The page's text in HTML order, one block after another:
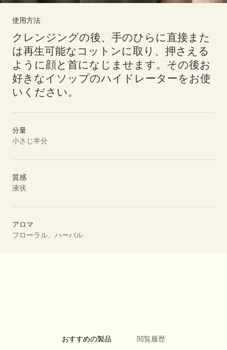
使用方法
クレンジングの後、手のひらに直接また
は再生可能なコットンに取り、押さえる
ように顔と首になじませます。その後お
好きなイソップのハイドレーターをお使
いください。
分量
小さじ半分
質感
液状
アロマ
フローラル、ハーバル
PDP carousel with textおすすめの製品 閲覧履歴